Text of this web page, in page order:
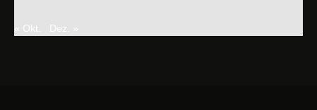
« Okt. Dez. »